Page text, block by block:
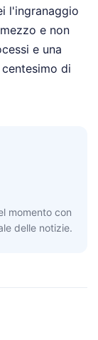
l'ingranaggio
e non
e una
di
momento con
delle notizie.